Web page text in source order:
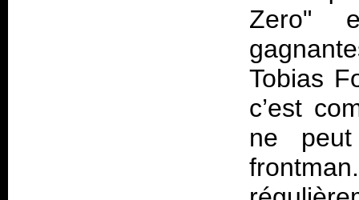
Zero"
Tobias
c’est
ne